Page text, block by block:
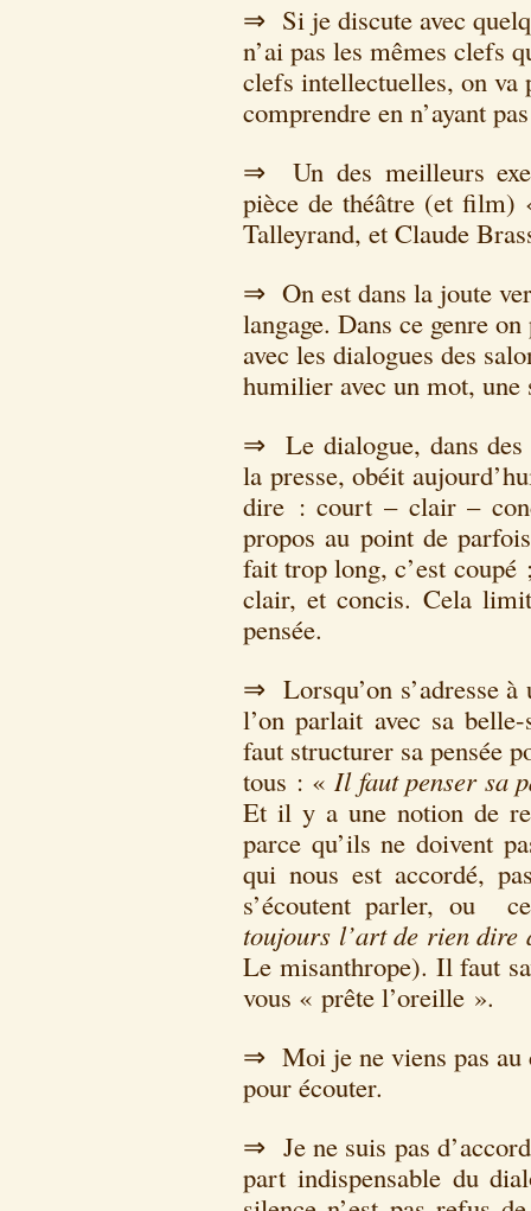
⇒ Si je discute avec
n’ai pas les mêmes clefs
clefs intellectuelles, on va
comprendre en n’ayant
⇒ Un des meilleurs
pièce de théâtre (et film)
Talleyrand, et Claude
⇒ On est dans la joute
langage. Dans ce genre
avec les dialogues des
humilier avec un mot,
⇒ Le dialogue, dans des
la presse, obéit
dire : court – clair –
propos au point de
fait trop long, c’est
clair, et concis. Cela
pensée.
⇒ Lorsqu’on s’adresse
l’on parlait avec sa
faut structurer sa pensée
tous : «Il faut penser sa
Et il y a une notion de
parce qu’ils ne doivent
qui nous est accordé,
s’écoutent parler, ou
toujours l’art de rien
Le misanthrope). Il faut
vous « prête l’oreille ».
⇒ Moi je ne viens pas au
pour écouter.
⇒ Je ne suis pas
part indispensable du